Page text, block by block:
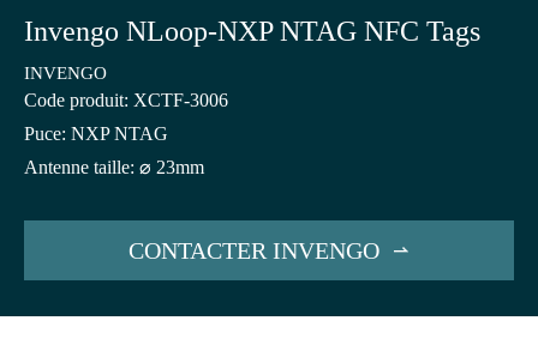
Invengo NLoop-NXP NTAG NFC Tags
INVENGO
Code produit: XCTF-3006
Puce: NXP NTAG
Antenne taille: ⌀ 23mm
CONTACTER INVENGO 